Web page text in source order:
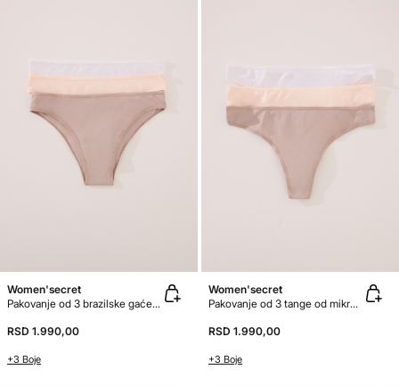
Women'secret
Pakovanje od 3 brazilske gaće od mikrofiber
RSD 1.990,00
+3 Boje
Women'secret
Pakovanje od 3 tange od mikrofiber
RSD 1.990,00
+3 Boje